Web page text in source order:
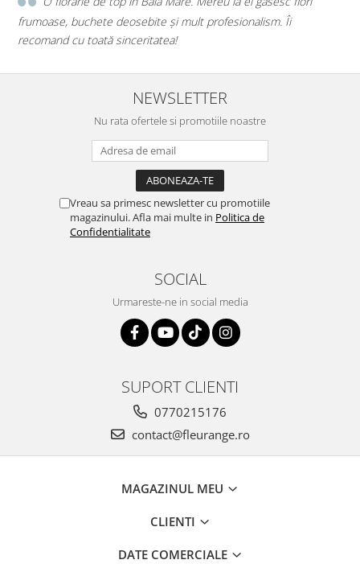
Îi
iau de la voi, iar de fiecare dată mi-ați confirmat
mai bună alegere!💕
NEWSLETTER
Nu rata ofertele si promotiile noastre
Vreau sa primesc newsletter cu promotiile
magazinului. Afla mai multe in Politica de
Confidentialitate
SOCIAL
Urmareste-ne in social media
SUPORT CLIENTI
0770215176
contact@fleurange.ro
MAGAZINUL MEU
CLIENTI
DATE COMERCIALE